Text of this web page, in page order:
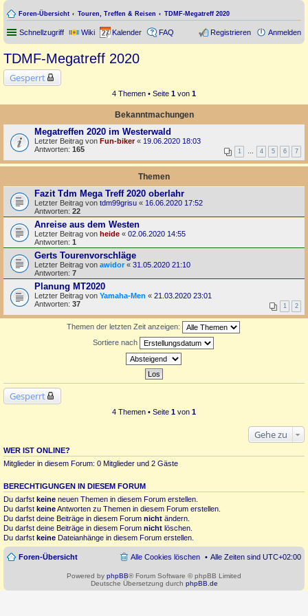
Foren-Übersicht Touren, Treffen & Reisen TDMF-Megatreff 2020
Schnellzugriff Wiki Kalender FAQ Anmelden
Registrieren
TDMF-Megatreff 2020
Gesperrt
4 Themen • Seite 1 von 1
Bekanntmachungen
Megatreffen 2020 im Westerwald
Letzter Beitrag von Fun-biker« 19.06.2020 18:03
Antworten: 165 1 … 4 5 6 7
Themen
Fazit Tdm Mega Treff 2020 oberlahr
Letzter Beitrag von tdm99grisu « 16.06.2020 17:52
Antworten: 22
Anreise aus dem Westen
Letzter Beitrag von heide « 02.06.2020 14:55
Antworten: 1
Gerts Tourenvorschläge
Letzter Beitrag von awidor « 31.05.2020 21:10
Antworten: 7
Planung MT2020
Letzter Beitrag von Yamaha-Men « 21.03.2020 23:01
Antworten: 37 1 2
Themen der letzten Zeit anzeigen:
Sortiere nach
Gesperrt
4 Themen • Seite 1 von 1
Gehe zu
WER IST ONLINE?
Mitglieder in diesem Forum: 0 Mitglieder und 2 Gäste
BERECHTIGUNGEN IN DIESEM FORUM
Du darfst keine neuen Themen in diesem Forum erstellen.
Du darfst keineAntworten zu Themen in diesem Forum erstellen.
Du darfst deine Beiträge in diesem Forum nicht ändern.
Du darfst deine Beiträge in diesem Forum nicht löschen.
Du darfst keine Dateianhänge in diesem Forum erstellen.
Foren-Übersicht Alle Zeiten sind UTC+02:00
Alle Cookies löschen
Powered by phpBB® Forum Software © phpBB Limited
Deutsche Übersetzung durch phpBB.de